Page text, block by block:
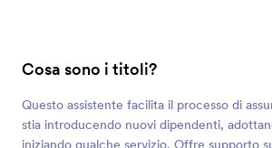
Cosa sono i titoli?
Questo assistente facilita il processo di
stia introducendo nuovi dipendenti,
iniziando qualche servizio. Offre supporto